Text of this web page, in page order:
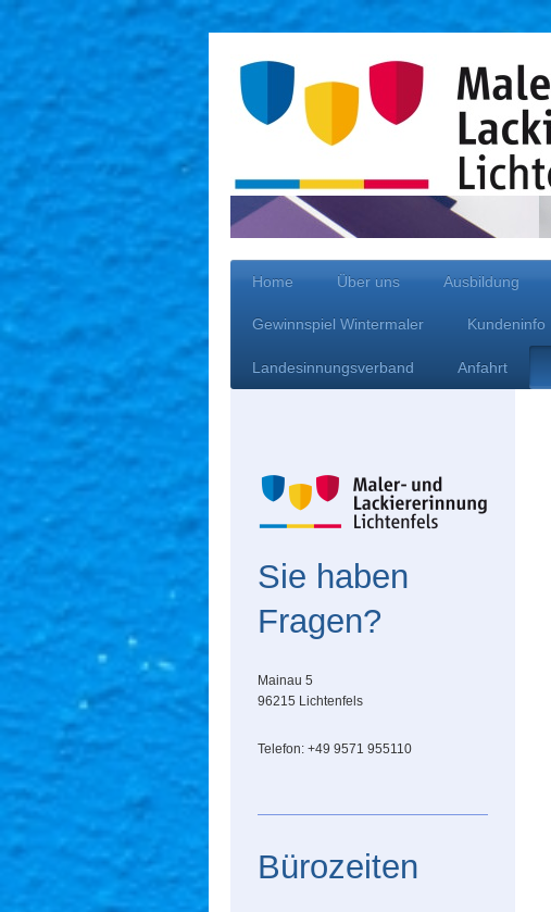
Home Über uns Ausbildung
Gewinnspiel Wintermaler Kundeninfo
Landesinnungsverband Anfahrt
Sie haben
Fragen?
Mainau 5
96215 Lichtenfels
Telefon: +49 9571 955110
Bürozeiten